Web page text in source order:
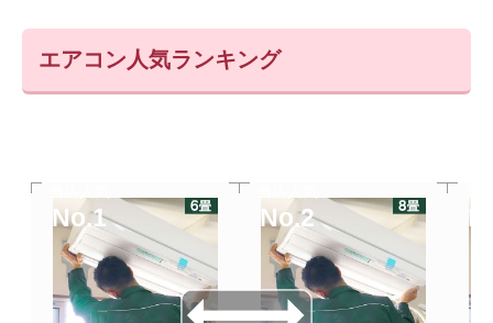
エアコン人気ランキング
No.1 No.2